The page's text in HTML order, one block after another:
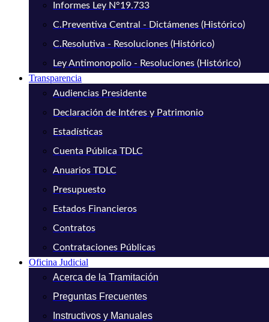
Informes Ley N°19.733
C.Preventiva Central - Dictámenes (Histórico)
C.Resolutiva - Resoluciones (Histórico)
Ley Antimonopolio - Resoluciones (Histórico)
Transparencia
Audiencias Presidente
Declaración de Intéres y Patrimonio
Estadísticas
Cuenta Pública TDLC
Anuarios TDLC
Presupuesto
Estados Financieros
Contratos
Contrataciones Públicas
Oficina Judicial
Acerca de la Tramitación
Preguntas Frecuentes
Instructivos y Manuales